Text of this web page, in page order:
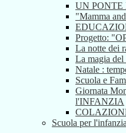
UN
"Mamma
Progetto:
La notte dei
La magia del
Natale :
Scuola e
Giornata
l'INFANZIA
Scuola per